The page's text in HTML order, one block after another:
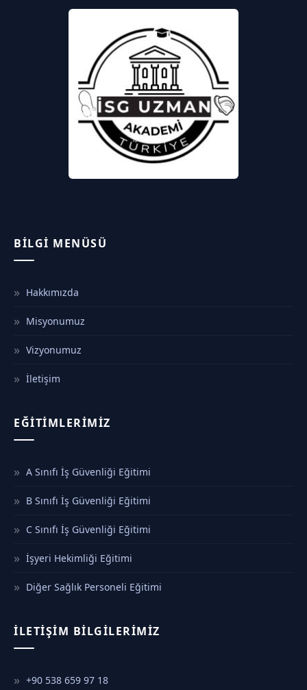
BILGI MENÜSÜ
Hakkımızda
Misyonumuz
Vizyonumuz
İletişim
EĞITIMLERIMIZ
A Sınıfı İş Güvenliği Eğitimi
B Sınıfı İş Güvenliği Eğitimi
C Sınıfı İş Güvenliği Eğitimi
İşyeri Hekimliği Eğitimi
Diğer Sağlık Personeli Eğitimi
İLETIŞIM BILGILERIMIZ
+90 538 659 97 18